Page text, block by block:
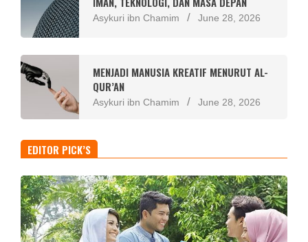
Asykuri ibn Chamim June 28, 2026
MENJADI MANUSIA KREATIF MENURUT AL-
QUR’AN
Asykuri ibn Chamim June 28, 2026
EDITOR PICK’S